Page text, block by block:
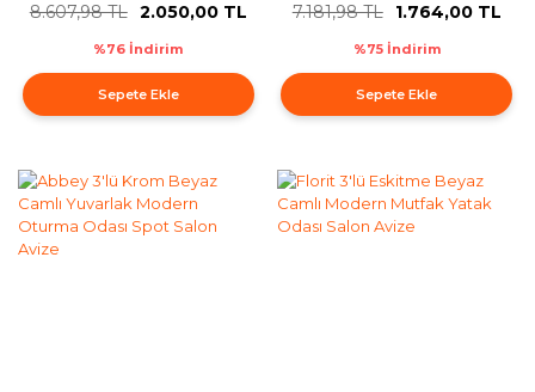
8.607,98 TL 2.050,00 TL
%76 İndirim
Sepete Ekle
7.181,98 TL 1.764,00 TL
%75 İndirim
Sepete Ekle